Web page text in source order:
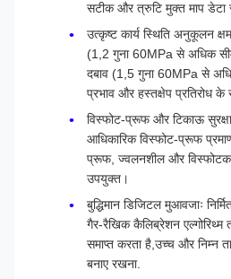
सटीक और त्रुटि मुक्त माप डेटा
उत्कृष्ट कार्य स्थिति अनुकूलन
(1,2 गुना 60MPa से अधिक
दबाव (1,5 गुना 60MPa से
प्रभाव और हस्तक्षेप प्रतिरोध के
विस्फोट-प्रूफ और टिकाऊ
आधिकारिक विस्फोट-प्रूफ
प्रूफ, ज्वलनशील और विस्फोटक
उपयुक्त।
बुद्धिमान डिजिटल मुआवजाः
गैर-रैखिक कैलिब्रेशन एल्गोरिथ्म
समाप्त करता है,उच्च और निम्न
बनाए रखना.